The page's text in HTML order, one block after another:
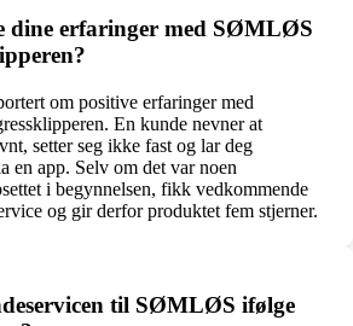
dine erfaringer med SØMLØS
om positive erfaringer med
En kunde nevner at
setter seg ikke fast og lar deg
en app. Selv om det var noen
i begynnelsen, fikk vedkommende
og gir derfor produktet fem stjerner.
til SØMLØS ifølge